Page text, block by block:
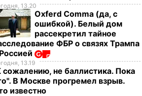
13.20
Oxferd Comma (да, с
ошибкой). Белый дом
рассекретил тайное
ФБР о связях Трампа
13.19
сожалению, не баллистика. Пока
В Москве прогремел взрыв.
известно